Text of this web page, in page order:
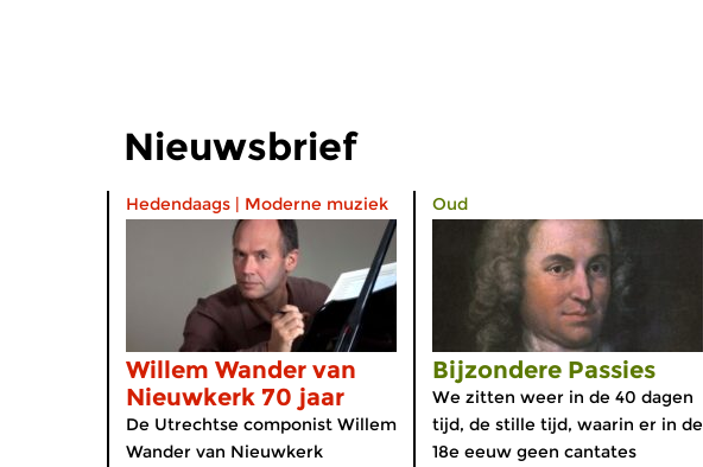
Nieuwsbrief
Hedendaags | Moderne muziek
Willem Wander van
Nieuwkerk 70 jaar
De Utrechtse componist Willem
Wander van Nieuwkerk
Oud
Bijzondere Passies
We zitten weer in de 40 dagen
tijd, de stille tijd, waarin er in de
18e eeuw geen cantates